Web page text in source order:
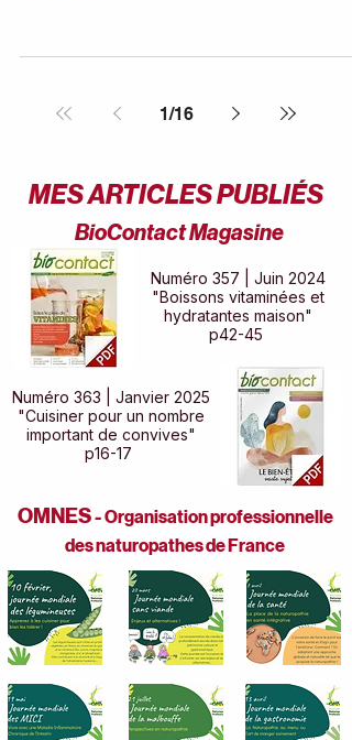
1/16
MES ARTICLES PUBLIÉS
BioContact Magasine
Numéro 357 | Juin 2024
"Boissons vitaminées et
hydratantes maison"
p42-45
Numéro 363 | Janvier 2025
"Cuisiner pour un nombre
important de convives"
p16-17
OMNES -Organisation professionnelle
des naturopathes de France